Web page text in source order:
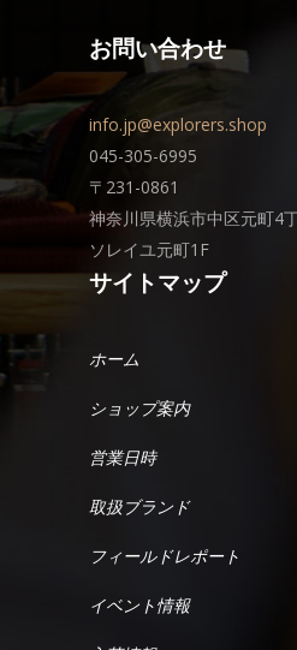
お問い合わせ
info.jp@explorers.shop
045-305-6995
〒231-0861
神奈川県横浜市中区元町4
ソレイユ元町1F
サイトマップ
ホーム
ショップ案内
営業日時
取扱ブランド
フィールドレポート
イベント情報